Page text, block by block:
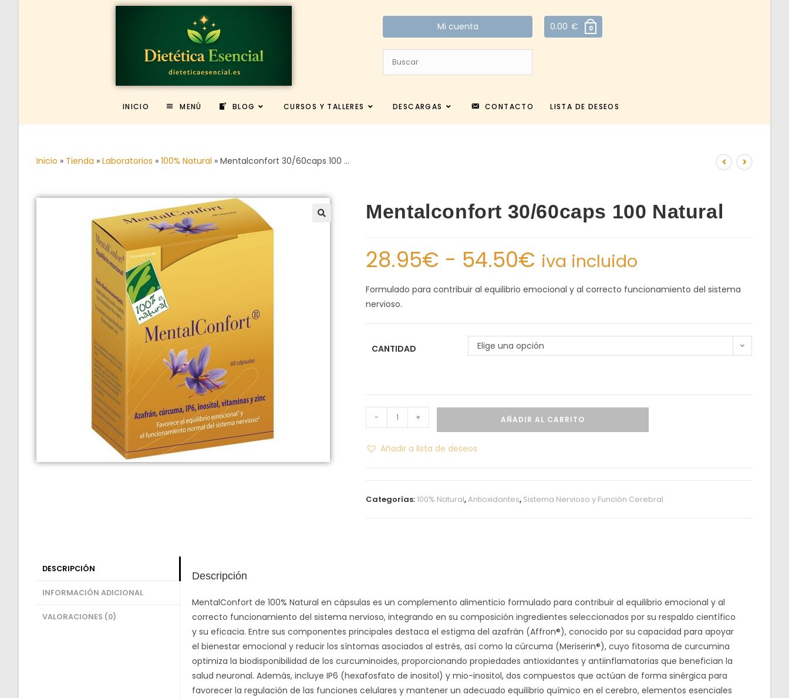
Mi cuenta 0.00 € 0
INICIO MENÚ BLOG CURSOS Y TALLERES DESCARGAS CONTACTO LISTA DE DESEOS
Inicio » Tienda » Laboratorios » 100% Natural » Mentalconfort 30/60caps 100 …
Mentalconfort 30/60caps 100 Natural
28.95€ - 54.50€ iva incluido
Formulado para contribuir al equilibrio emocional y al correcto funcionamiento del sistema
nervioso.
CANTIDAD Elige una opción
- + AÑADIR AL CARRITO
Añadir a lista de deseos
Categorías:100% Natural,Antioxidantes, Sistema Nervioso y Función Cerebral
DESCRIPCIÓN
INFORMACIÓN ADICIONAL
VALORACIONES (0)
Descripción
MentalConfort de 100% Natural en cápsulas es un complemento alimenticio formulado para contribuir al equilibrio emocional y al
correcto funcionamiento del sistema nervioso, integrando en su composición ingredientes seleccionados por su respaldo científico
y su eficacia. Entre sus componentes principales destaca el estigma del azafrán (Affron®), conocido por su capacidad para apoyar
el bienestar emocional y reducir los síntomas asociados al estrés, así como la cúrcuma (Meriserin®), cuyo fitosoma de curcumina
optimiza la biodisponibilidad de los curcuminoides, proporcionando propiedades antioxidantes y antiinflamatorias que benefician la
salud neuronal. Además, incluye IP6 (hexafosfato de inositol) y mio-inositol, dos compuestos que actúan de forma sinérgica para
favorecer la regulación de las funciones celulares y mantener un adecuado equilibrio químico en el cerebro, elementos esenciales